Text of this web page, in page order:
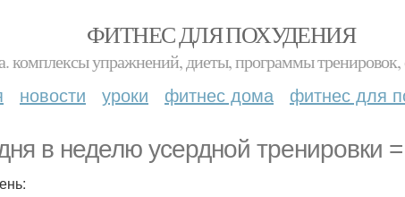
ФИТНЕС ДЛЯ ПОХУДЕНИЯ
комплексы упражнений, диеты, программы тренировок,
новости уроки фитнес дома фитнес для
в неделю усердной тренировки